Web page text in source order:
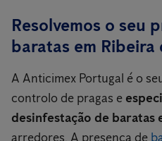
Resolvemos o seu
baratas em Ribeira
A Anticimex Portugal é o
controlo de pragas e
desinfestação de baratas
arredores. A presença de